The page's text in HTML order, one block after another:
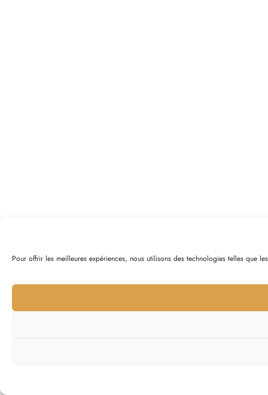
Pour offrir les meilleures expériences, nous utilisons des technologies telles que